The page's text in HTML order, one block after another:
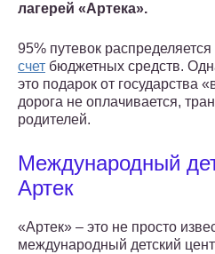
лагерей «Артека».
95% путевок распределяется
счет бюджетных средств.
это подарок от государства
дорога не оплачивается,
родителей.
Международный
Артек
«Артек» – это не просто
международный детский